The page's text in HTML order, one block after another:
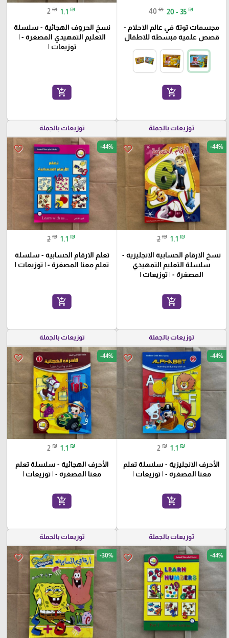
40 ₪ 20 - 35 ₪
مجسمات توتة في عالم الاحلام -
قصص علمية مبسطة للاطفال
add_shopping_cart
2 ₪ 1.1 ₪
نسخ الحروف الهجائية - سلسلة
التعليم التمهيدي المصغرة - |
توزيعات |
add_shopping_cart
توزيعات بالجملة
favorite_border -44%
2 ₪ 1.1 ₪
نسخ الارقام الحسابية الانجليزية -
سلسلة التعليم التمهيدي
المصغرة - | توزيعات |
add_shopping_cart
توزيعات بالجملة
favorite_border -44%
2 ₪ 1.1 ₪
تعلم الارقام الحسابية - سلسلة
تعلم معنا المصغرة - | توزيعات |
add_shopping_cart
توزيعات بالجملة
favorite_border -44%
2 ₪ 1.1 ₪
الأحرف الانجليزية - سلسلة تعلم
معنا المصغرة - | توزيعات |
add_shopping_cart
توزيعات بالجملة
favorite_border -44%
2 ₪ 1.1 ₪
الأحرف الهجائية - سلسلة تعلم
معنا المصغرة - | توزيعات |
add_shopping_cart
توزيعات بالجملة
favorite_border -44%
توزيعات بالجملة
favorite_border -30%